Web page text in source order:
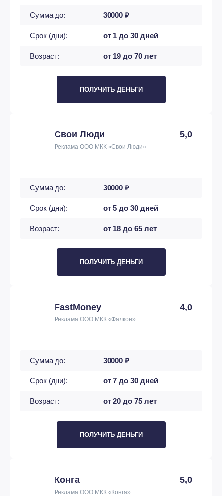
Сумма до: 30000 ₽
Срок (дни): от 1 до 30 дней
Возраст: от 19 до 70 лет
ПОЛУЧИТЬ ДЕНЬГИ
Свои Люди 5,0
Реклама ООО МКК «Свои Люди»
Сумма до: 30000 ₽
Срок (дни): от 5 до 30 дней
Возраст: от 18 до 65 лет
ПОЛУЧИТЬ ДЕНЬГИ
FastMoney 4,0
Реклама ООО МКК «Фалкон»
Сумма до: 30000 ₽
Срок (дни): от 7 до 30 дней
Возраст: от 20 до 75 лет
ПОЛУЧИТЬ ДЕНЬГИ
Конга 5,0
Реклама ООО МКК «Конга»